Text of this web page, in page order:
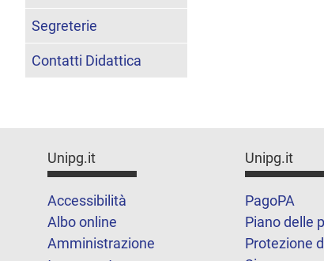
Segreterie
Contatti Didattica
Unipg.it
Accessibilità
Albo online
Amministrazione
Unipg.it
PagoPA
Piano delle
Protezione